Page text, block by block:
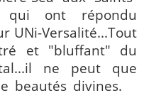
qui ont répondu
UNi-Versalité...Tout
et "bluffant" du
ne peut que
beautés divines.